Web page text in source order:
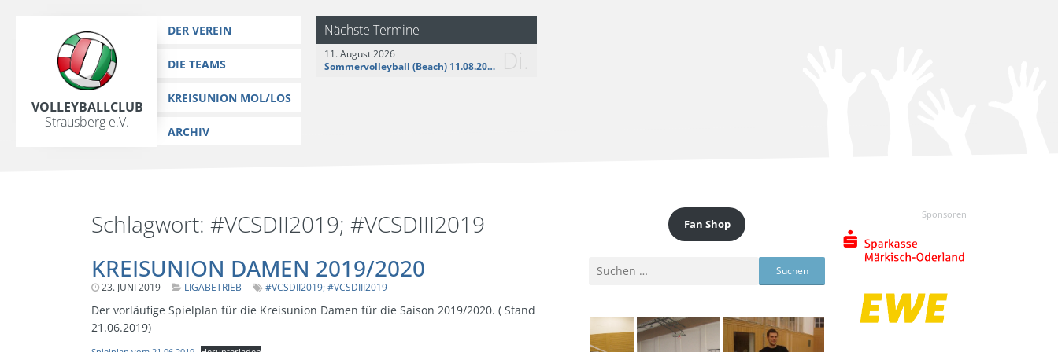
springen
Volleyballclub
Strausberg e.V.
DER VEREIN
DIE TEAMS
KREISUNION MOL/LOS
ARCHIV
Nächste Termine
Di.
11. August 2026
Sommervolleyball (Beach) 11.08.2026
Schlagwort: #VCSDII2019; #VCSDIII2019
KREISUNION DAMEN 2019/2020
23. JUNI 2019 LETZTE
15.
MÄRZ
LIGABETRIEB #VCSDII2019; #VCSDIII2019
Der vorläufige Spielplan für die Kreisunion Damen für die Saison 2019/2020. ( Stand
21.06.2019)
Fan Shop
Suchen
nach:
Sponsoren